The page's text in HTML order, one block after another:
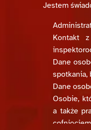
Jestem
Kontakt
Dane
spotkania,
Dane
Osobie,
a także
cofnięciem.